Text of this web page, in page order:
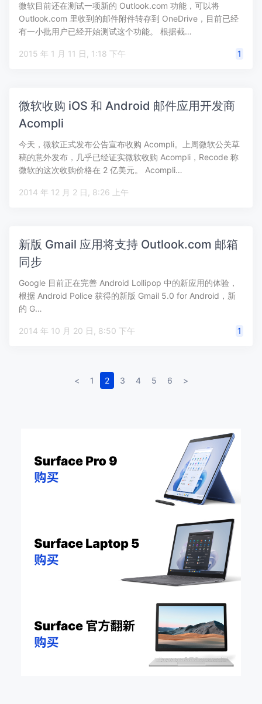
微软目前还在测试一项新的 Outlook.com 功能，可以将
Outlook.com 里收到的邮件附件转存到 OneDrive，目前已经
有一小批用户已经开始测试这个功能。 根据截…
2015 年 1 月 11 日, 1:18 下午 1
微软收购 iOS 和 Android 邮件应用开发商
Acompli
今天，微软正式发布公告宣布收购 Acompli。上周微软公关草
稿的意外发布，几乎已经证实微软收购 Acompli，Recode 称
微软的这次收购价格在 2 亿美元。 Acompli…
2014 年 12 月 2 日, 8:26 上午
新版 Gmail 应用将支持 Outlook.com 邮箱
同步
Google 目前正在完善 Android Lollipop 中的新应用的体验，
根据 Android Police 获得的新版 Gmail 5.0 for Android，新
的 G…
2014 年 10 月 20 日, 8:50 下午 1
< 1 2 3 4 5 6 >